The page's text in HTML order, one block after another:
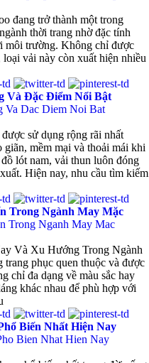
đang trở thành một trong
thời trang nhờ đặc tính
môi trường. Không chỉ được
vải này còn xuất hiện nhiều
Và Đặc Điểm Nổi Bật
sử dụng rộng rãi nhất
mềm mại và thoải mái khi
lót nam, vải thun luôn đóng
Hiện nay, nhu cầu tìm kiếm
Trong Ngành May Mặc
Và Xu Hướng Trong Ngành
phục quen thuộc và được
chỉ đa dạng về màu sắc hay
khác nhau để phù hợp với
Biến Nhất Hiện Nay